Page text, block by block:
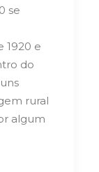
se
1920 e
do
rural
algum